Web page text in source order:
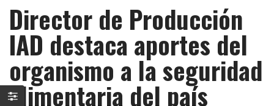
Director de Producción
IAD destaca aportes del
organismo a la seguridad
alimentaria del país